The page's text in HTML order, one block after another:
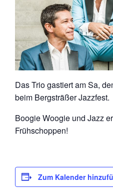
Das Trio gastiert am Sa,
beim Bergsträßer Jazzfest.
Boogie Woogie und Jazz
Frühschoppen!
Zum Kalender